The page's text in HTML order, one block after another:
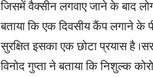
जिसमें वैक्सीन लगवाए जाने के बाद
बताया कि एक दिवसीय कैंप लगाने
सुरक्षित इसका एक छोटा प्रयास है
विनोद गुप्ता ने बताया कि निशुल्क